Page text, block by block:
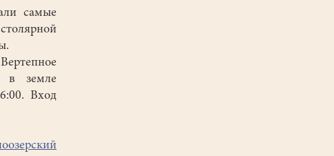
самые
в земле
Вход